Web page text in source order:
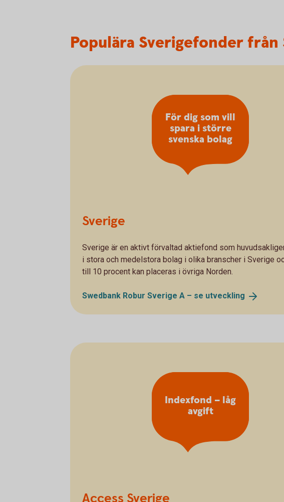
Populära Sverigefonder från
Sverige
Sverige är en aktivt förvaltad aktiefond som
i stora och medelstora bolag i olika branscher i Sverige
till 10 procent kan placeras i övriga Norden.
Swedbank Robur Sverige A – se utveckling
För dig som vill
spara i större
svenska bolag
Access Sverige
Indexfond – låg
avgift